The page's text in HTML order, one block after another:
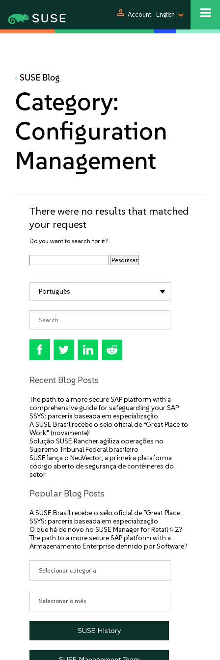
person Account English
SUSE Blog
Category:
Configuration
Management
There were no results that matched
your request
Do you want to search for it?
Português
Recent Blog Posts
The path to a more secure SAP platform with a
comprehensive guide for safeguarding your SAP
SSYS: parceria baseada em especialização
A SUSE Brasil recebe o selo oficial de “Great Place to
Work” (novamente)!
Solução SUSE Rancher agiliza operações no
Supremo Tribunal Federal brasileiro
SUSE lança o NeuVector, a primeira plataforma
código aberto de segurança de contêineres do
setor
Popular Blog Posts
A SUSE Brasil recebe o selo oficial de “Great Place…
SSYS: parceria baseada em especialização
O que há de novo no SUSE Manager for Retail 4.2?
The path to a more secure SAP platform with a…
Armazenamento Enterprise definido por Software?
SUSE History